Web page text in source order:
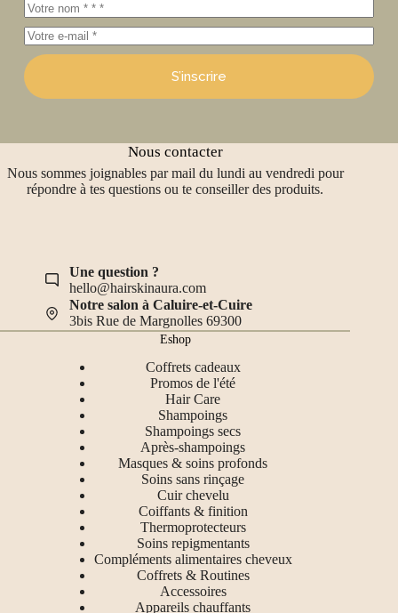
S’inscrire
Nous contacter
Nous sommes joignables par mail du lundi au vendredi pour
répondre à tes questions ou te conseiller des produits.
Une question ?
hello@hairskinaura.com
Notre salon à Caluire-et-Cuire
3bis Rue de Margnolles 69300
Eshop
Coffrets cadeaux
Promos de l'été
Hair Care
Shampoings
Shampoings secs
Après-shampoings
Masques & soins profonds
Soins sans rinçage
Cuir chevelu
Coiffants & finition
Thermoprotecteurs
Soins repigmentants
Compléments alimentaires cheveux
Coffrets & Routines
Accessoires
Appareils chauffants